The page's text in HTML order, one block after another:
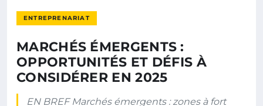
ENTREPRENARIAT
MARCHÉS ÉMERGENTS :
OPPORTUNITÉS ET DÉFIS À
CONSIDÉRER EN 2025
EN BREF Marchés émergents : zones à fort